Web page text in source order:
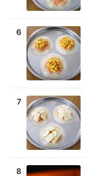
6
7
8